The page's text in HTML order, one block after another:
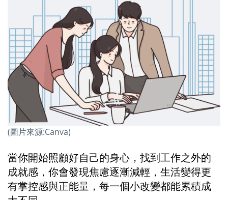
(圖片來源:Canva)
當你開始照顧好自己的身心，找到工作之外的
成就感，你會發現焦慮逐漸減輕，生活變得更
有掌控感與正能量，每一個小改變都能累積成